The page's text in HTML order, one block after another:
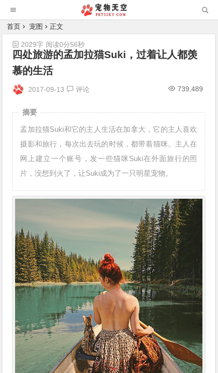
首页 宠图 正文
四处旅游的孟加拉猫Suki，过着让人都羡
慕的生活
2017-09-13 评论 739,489
2029字 阅读0分56秒
摘要
孟加拉猫Suki和它的主人生活在加拿大，它的主人喜欢
摄影和旅行，每次出去玩的时候，都带着猫咪。主人在
网上建立一个账号，发一些猫咪Suki在外面旅行的照
片，没想到火了，让Suki成为了一只明星宠物。